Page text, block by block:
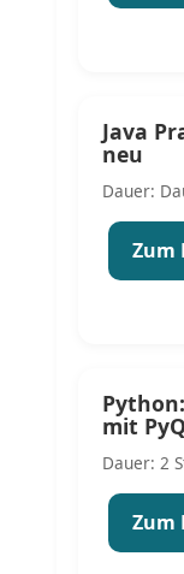
Java
neu
Dauer:
Zum
mit
Dauer: 2
Zum